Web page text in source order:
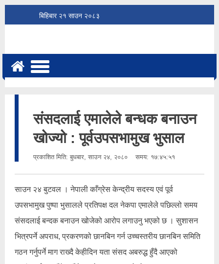
बिहिबार २१ साउन २०८३
संसदलाई एमालेले बन्धक बनाउन
खोज्यो : पूर्वउपसभामुख भुसाल
प्रकाशित मिति: बुधबार, साउन २४, २०८० समय: १७:४५:५१
साउन २४ बुटवल । नेपाली काँग्रेस केन्द्रीय सदस्य एवं पूर्व
उपसभामुख पुष्पा भुसालले प्रतिपक्ष दल नेकपा एमालेले पछिल्लो समय
संसदलाई बन्दक बनाउन खोजेको आरोप लगाउनु भएको छ । सुशासन
भित्रपर्ने अपराध, प्रकरणको छानबिन गर्न उच्चस्तरीय छानबिन समिति
गठन गर्नुपर्ने माग राख्दै केहीदिन यता संसद अबरुद्ध हुँदै आएको